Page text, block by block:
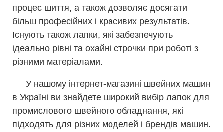
процес шиття, а також дозволяє досягати
більш професійних і красивих результатів.
Існують також лапки, які забезпечують
ідеально рівні та охайні строчки при роботі з
різними матеріалами.
У нашому інтернет-магазині швейних машин
в Україні ви знайдете широкий вибір лапок для
промислового швейного обладнання, які
підходять для різних моделей і брендів машин.